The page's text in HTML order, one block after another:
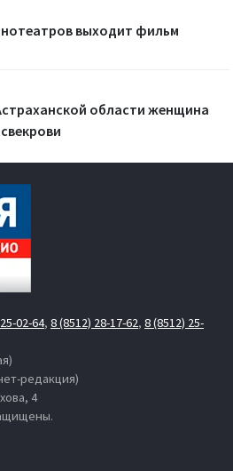
выходит фильм
области женщина
02-64, 8 (8512) 28-17-62, 8 (8512) 25-
редакция)
4